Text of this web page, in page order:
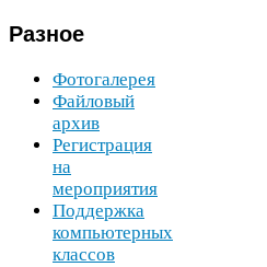
Разное
Фотогалерея
Файловый
архив
Регистрация
на
мероприятия
Поддержка
компьютерных
классов